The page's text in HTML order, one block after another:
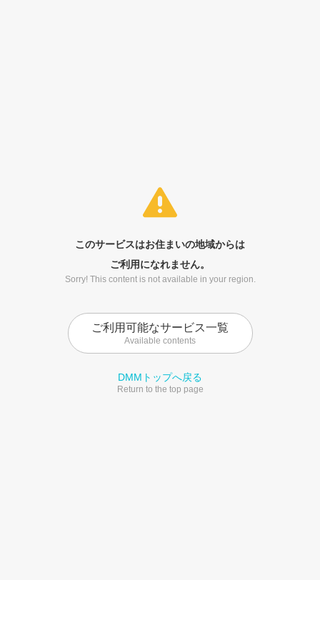
このサービスはお住まいの地域からは
ご利用になれません。
Sorry! This content is not available in your region.
ご利用可能なサービス一覧
Available contents
DMMトップへ戻る
Return to the top page